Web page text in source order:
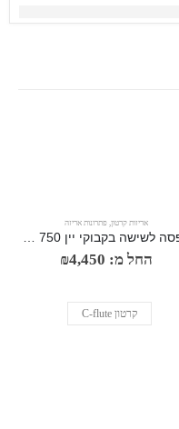
אריזות קרטון, פתרונות אריזה
קופסה לשישה בקבוקי יין 750 מ"ל כולל חוצצים
החל מ: ₪4,450
קרטון C-flute